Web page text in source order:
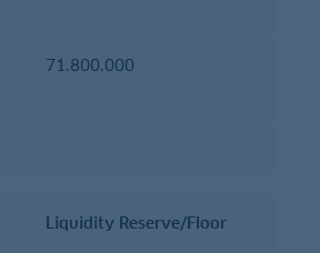
71.800.000
Liquidity Reserve/Floor